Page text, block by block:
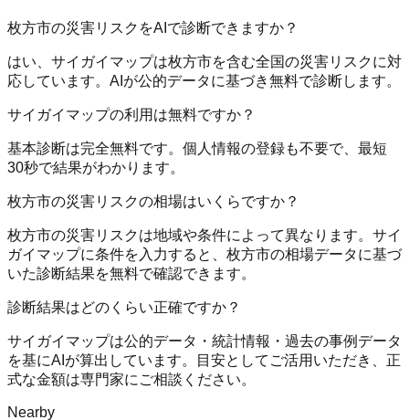
枚方市の災害リスクをAIで診断できますか？
はい、サイガイマップは枚方市を含む全国の災害リスクに対
応しています。AIが公的データに基づき無料で診断します。
サイガイマップの利用は無料ですか？
基本診断は完全無料です。個人情報の登録も不要で、最短
30秒で結果がわかります。
枚方市の災害リスクの相場はいくらですか？
枚方市の災害リスクは地域や条件によって異なります。サイ
ガイマップに条件を入力すると、枚方市の相場データに基づ
いた診断結果を無料で確認できます。
診断結果はどのくらい正確ですか？
サイガイマップは公的データ・統計情報・過去の事例データ
を基にAIが算出しています。目安としてご活用いただき、正
式な金額は専門家にご相談ください。
Nearby